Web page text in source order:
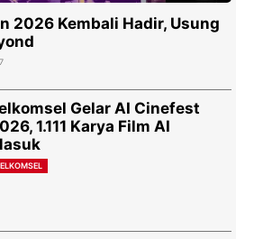
2026 Kembali Hadir, Usung
Gelar AI Cinefest
1.111 Karya Film AI